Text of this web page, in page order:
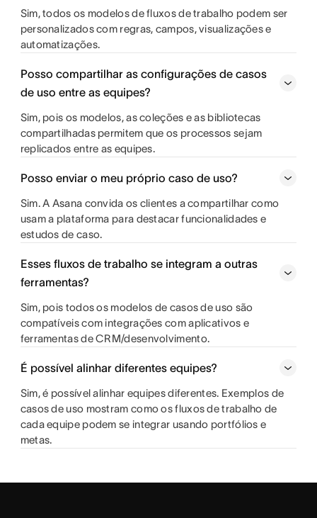
Sim, todos os modelos de fluxos de trabalho podem ser
personalizados com regras, campos, visualizações e
automatizações.
Posso compartilhar as configurações de casos
de uso entre as equipes?
Sim, pois os modelos, as coleções e as bibliotecas
compartilhadas permitem que os processos sejam
replicados entre as equipes.
Posso enviar o meu próprio caso de uso?
Sim. A Asana convida os clientes a compartilhar como
usam a plataforma para destacar funcionalidades e
estudos de caso.
Esses fluxos de trabalho se integram a outras
ferramentas?
Sim, pois todos os modelos de casos de uso são
compatíveis com integrações com aplicativos e
ferramentas de CRM/desenvolvimento.
É possível alinhar diferentes equipes?
Sim, é possível alinhar equipes diferentes. Exemplos de
casos de uso mostram como os fluxos de trabalho de
cada equipe podem se integrar usando portfólios e
metas.